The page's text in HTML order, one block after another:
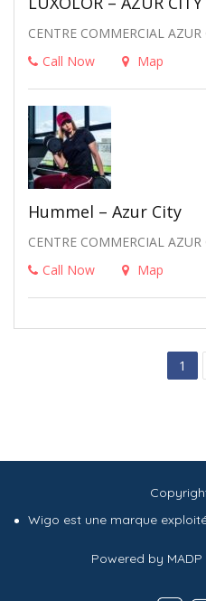
CENTRE COMMERCIAL AZUR
Call Now
Map
Hummel – Azur City
CENTRE COMMERCIAL
Call Now
Map
1
Wigo est une marque
Powered by MADP